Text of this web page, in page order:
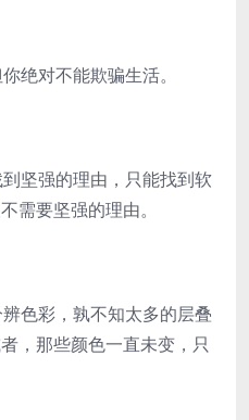
绝对不能欺骗生活。
坚强的理由，只能找到软
需要坚强的理由。
色彩，孰不知太多的层叠
，那些颜色一直未变，只